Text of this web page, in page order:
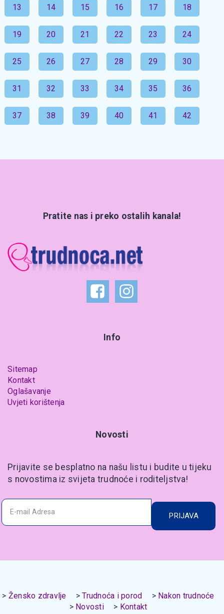
13 14 15 16 17 18
19 20 21 22 23 24
25 26 27 28 29 30
31 32 33 34 35 36
37 38 39 40 41 42
Pratite nas i preko ostalih kanala!
Info
Sitemap
Kontakt
Oglašavanje
Uvjeti korištenja
Novosti
Prijavite se besplatno na našu listu i budite u tijeku
s novostima iz svijeta trudnoće i roditeljstva!
PRIJAVA
Žensko zdravlje Trudnoća i porod
Nakon trudnoće
Novosti
Kontakt